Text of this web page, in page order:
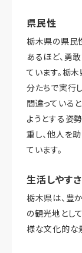
県民性
栃木県の県民
あるほど、勇
ています。栃
分たちで実行
間違っている
ようとする姿
重し、他人を
ています。
生活しやすさ
栃木県は、豊
の観光地とし
様な文化的な